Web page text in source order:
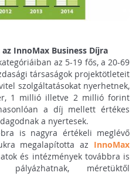
InnoMax Business Díjra
az 5-19 fős, a 20-69
társaságok projektötleteit
szolgáltatásokat nyerhetnek,
1 millió illetve 2 millió forint
a díj mellett értékes
a nyertesek.
is nagyra értékeli meglévő
megalapította az InnoMax
és intézmények továbbra is
pályázhatnak, méretüktől